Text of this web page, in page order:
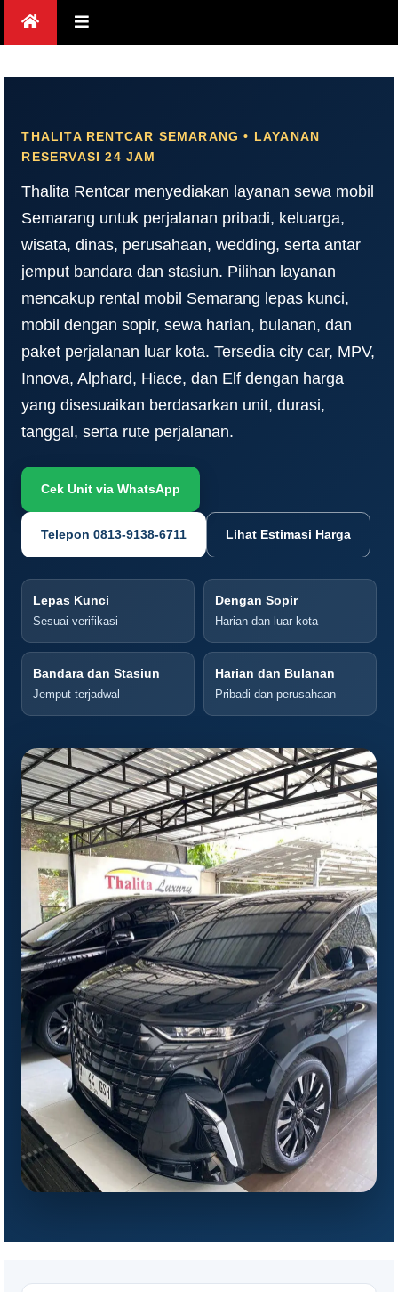
THALITA RENTCAR SEMARANG • LAYANAN
RESERVASI 24 JAM
Thalita Rentcar menyediakan layanan sewa mobil
Semarang untuk perjalanan pribadi, keluarga,
wisata, dinas, perusahaan, wedding, serta antar
jemput bandara dan stasiun. Pilihan layanan
mencakup rental mobil Semarang lepas kunci,
mobil dengan sopir, sewa harian, bulanan, dan
paket perjalanan luar kota. Tersedia city car, MPV,
Innova, Alphard, Hiace, dan Elf dengan harga
yang disesuaikan berdasarkan unit, durasi,
tanggal, serta rute perjalanan.
Cek Unit via WhatsApp
Telepon 0813-9138-6711 Lihat Estimasi Harga
Lepas Kunci
Sesuai verifikasi
Dengan Sopir
Harian dan luar kota
Bandara dan Stasiun
Jemput terjadwal
Harian dan Bulanan
Pribadi dan perusahaan